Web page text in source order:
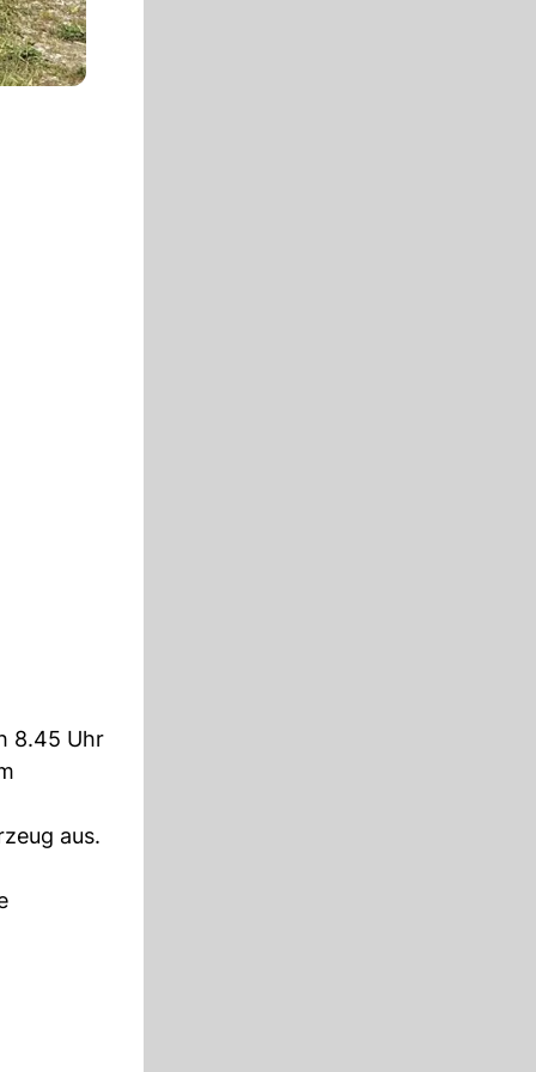
8.45 Uhr
aus.